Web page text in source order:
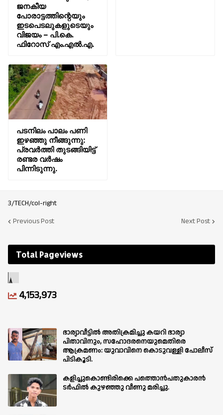
ജനകീയ
പോരാട്ടത്തിന്റെയും
ഇടപെടലുകളുടെയും
വിജയം – പി.കെ.
ഫിറോസ് എം.എൽ‍.എ.
പടനിലം പാലം പണി
ഇഴഞ്ഞു നീങ്ങുന്നു:
പ്രവർത്തി തുടങ്ങിയിട്ട്
രണ്ടര വർഷം
പിന്നിടുന്നു.
3/TECH/col-right
Previous Post
Next Post
Total Pageviews
4,153,973
ഭാര്യാവീട്ടിൽ അതിക്രമിച്ചു കയറി ഭാര്യാ
പിതാവിനും, സഹോദരനെയുമെതിരെ
ആക്രമണം: യുവാവിനെ കൊടുവള്ളി പോലീസ്
പിടികൂടി.
കളിച്ചുകൊണ്ടിരിക്കെ പത്തൊൻപതുകാരൻ
ടർഫിൽ കുഴഞ്ഞു വീണു മരിച്ചു.